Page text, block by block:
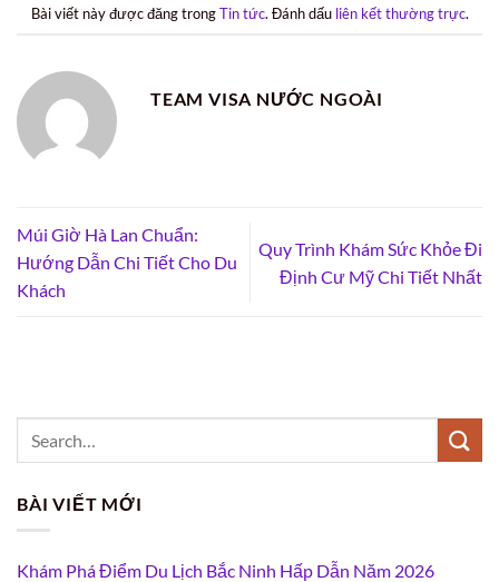
Bài viết này được đăng trongTin tức. Đánh dấu liên kết thường trực.
TEAM VISA NƯỚC NGOÀI
Múi Giờ Hà Lan Chuẩn:
Hướng Dẫn Chi Tiết Cho Du
Khách
Quy Trình Khám Sức Khỏe Đi
Định Cư Mỹ Chi Tiết Nhất
BÀI VIẾT MỚI
Khám Phá Điểm Du Lịch Bắc Ninh Hấp Dẫn Năm 2026